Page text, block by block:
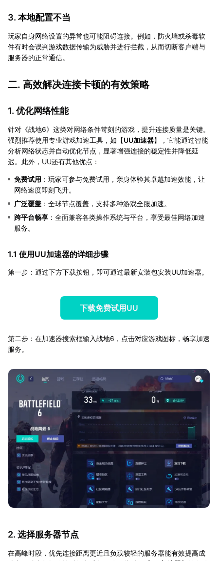
3. 本地配置不当
玩家自身网络设置的异常也可能阻碍连接。例如，防火墙或杀毒软
件有时会误判游戏数据传输为威胁并进行拦截，从而切断客户端与
服务器的正常通信。
二. 高效解决连接卡顿的有效策略
1. 优化网络性能
针对《战地6》这类对网络条件苛刻的游戏，提升连接质量是关键。
强烈推荐使用专业游戏加速工具，如【UU加速器】，它能通过智能
分析网络状态并自动优化节点，显著增强连接的稳定性并降低延
迟。此外，UU还有其他优点：
免费试用 ：玩家可参与免费试用，亲身体验其卓越加速效能，让
网络速度即刻飞升。
广泛覆盖 ：全球节点覆盖，支持多种游戏全服加速。
跨平台畅享 ：全面兼容各类操作系统与平台，享受最佳网络加速
服务。
1.1 使用UU加速器的详细步骤
第一步：通过下方下载按钮，即可通过最新安装包安装UU加速器。
下载免费试用UU
第二步：在加速器搜索框输入战地6，点击对应游戏图标，畅享加速
服务。
2. 选择服务器节点
在高峰时段，优先连接距离更近且负载较轻的服务器能有效提高成